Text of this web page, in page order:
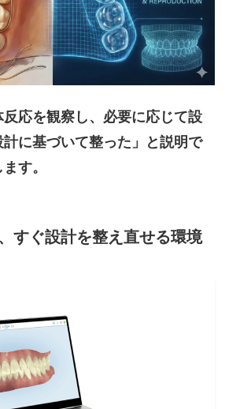
応を観察し、必要に応じて設
に基づいて整った」と説明で
す。
すぐ設計を整え直せる環境